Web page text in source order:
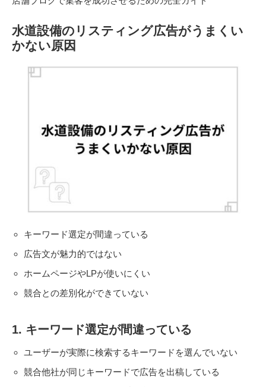
水道設備のリスティング広告がうまくい
かない原因
キーワード選定が間違っている
広告文が魅力的ではない
ホームページやLPが使いにくい
競合との差別化ができていない
1. キーワード選定が間違っている
ユーザーが実際に検索するキーワードを選んでいない
競合他社が同じキーワードで広告を出稿している